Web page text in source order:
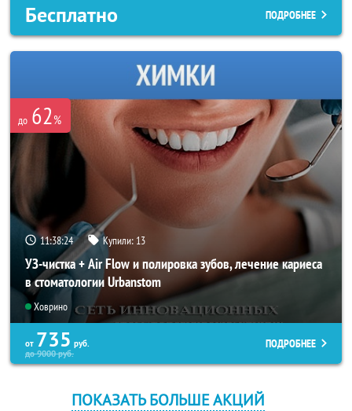
Бесплатно ПОДРОБНЕЕ
до 62%
11:38:22 Купили: 13
УЗ-чистка + Air Flow и полировка зубов, лечение кариеса
в стоматологии Urbanstom
Ховрино
от 735 руб.
до9000руб.
ПОДРОБНЕЕ
ПОКАЗАТЬ БОЛЬШЕ АКЦИЙ